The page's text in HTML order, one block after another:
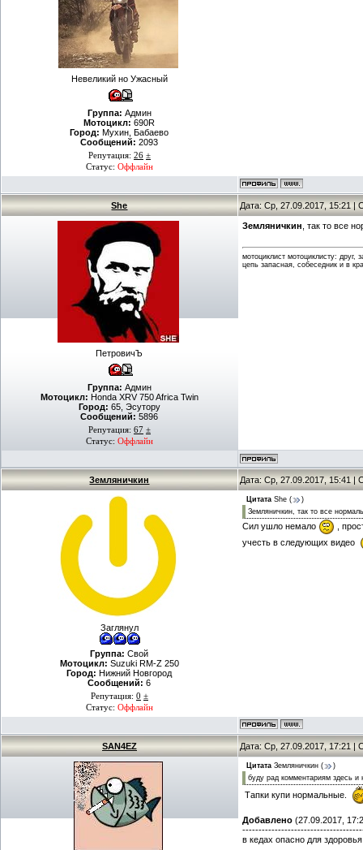
Невеликий но Ужасный
Группа: Админ
Мотоцикл: 690R
Город: Мухин, Бабаево
Сообщений: 2093
Репутация: 26 ±
Статус: Оффлайн
She Дата: Ср, 27.09.2017, 15:21 |
ПетровичЪ
Группа: Админ
Мотоцикл: Honda XRV 750 Africa Twin
Город: 65, Эсутору
Сообщений: 5896
Репутация: 67 ±
Статус: Оффлайн
Земляничкин , так то все
мотоциклист мотоциклисту: друг,
цепь запасная, собеседник и в
Земляничкин Дата: Ср, 27.09.2017, 15:41 |
Заглянул
Группа: Свой
Мотоцикл: Suzuki RM-Z 250
Город: Нижний Новгород
Сообщений: 6
Репутация: 0 ±
Статус: Оффлайн
Цитата She (
)
Земляничкин, так то все
Сил ушло немало
,
учесть в следующих видео
SAN4EZ Дата: Ср, 27.09.2017, 17:21 |
Цитата Земляничкин (
)
буду рад комментариям здесь
Тапки купи нормальные.
Добавлено (27.09.2017,
в кедах опасно для